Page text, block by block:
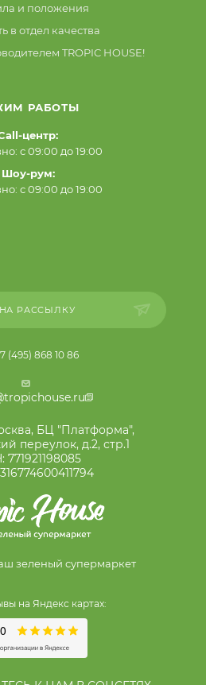
и положения
в отдел качества
TROPIC HOUSE!
РАБОТЫ
центр:
с 09:00 до 19:00
Шоу-рум:
с 09:00 до 19:00
РАССЫЛКУ
(495) 868 10 86
БЦ "Платформа",
переулок, д.2, стр.1
зеленый супермаркет
на Яндекс картах: